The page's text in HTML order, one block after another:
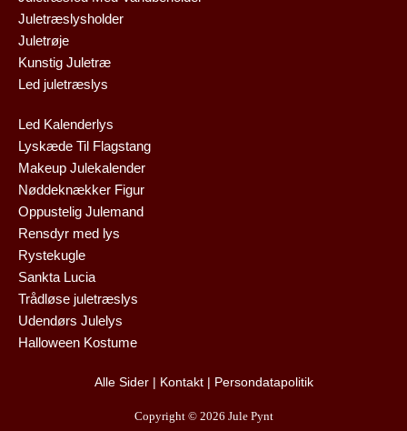
Juletræslysholder
Juletrøje
Kunstig Juletræ
Led juletræslys
Led Kalenderlys
Lyskæde Til Flagstang
Makeup Julekalender
Nøddeknækker Figur
Oppustelig Julemand
Rensdyr med lys
Rystekugle
Sankta Lucia
Trådløse juletræslys
Udendørs Julelys
Halloween Kostume
Alle Sider| Kontakt| Persondatapolitik
Copyright © 2026 Jule Pynt